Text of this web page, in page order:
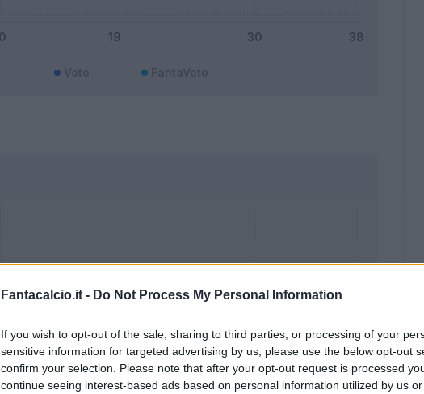
Fantacalcio.it - Do Not Process My Personal Information
If you wish to opt-out of the sale, sharing to third parties, or processing of your
sensitive information for targeted advertising by us, please use the below opt-out
confirm your selection. Please note that after your opt-out request is processed
continue seeing interest-based ads based on personal information utilized by us